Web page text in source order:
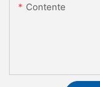
Contente